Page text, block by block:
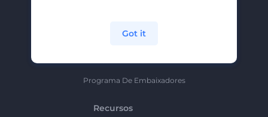
Programa De Embaixadores
Recursos
Got it